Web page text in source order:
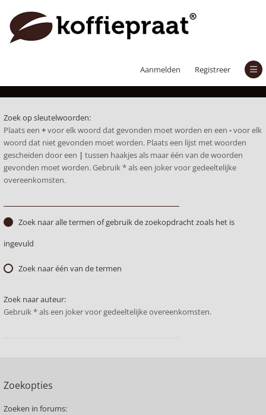
Aanmelden Registreer
Zoek op sleutelwoorden:
Plaats een +voor elk woord dat gevonden moet worden en een -voor elk
woord dat niet gevonden moet worden. Plaats een lijst met woorden
gescheiden door een | tussen haakjes als maar één van de woorden
gevonden moet worden. Gebruik * als een joker voor gedeeltelijke
overeenkomsten.
Zoek naar alle termen of gebruik de zoekopdracht zoals het is
ingevuld
Zoek naar één van de termen
Zoek naar auteur:
Gebruik * als een joker voor gedeeltelijke overeenkomsten.
Zoekopties
Zoeken in forums: